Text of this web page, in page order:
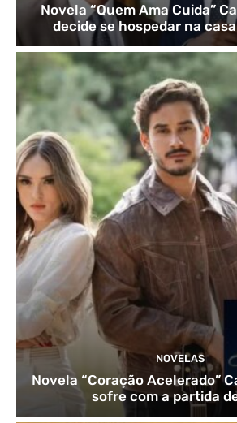
Novela “Quem Ama Cuida”
decide se hospedar na
NOVELAS
Novela “Coração Acelerado”
sofre com a partida